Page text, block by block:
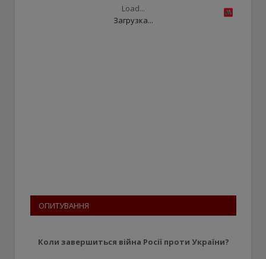
Load...
Загрузка...
ОПИТУВАННЯ
Коли завершиться війна Росії проти України?